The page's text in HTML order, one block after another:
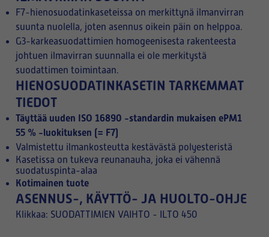
F7-hienosuodatinkaseteissa on merkittynä ilmanvirran
suunta nuolella, joten asennus oikein päin on helppoa.
G3-karkeasuodattimien homogeenisesta rakenteesta
johtuen ilmavirran suunnalla ei ole merkitystä
suodattimen toimintaan.
HIENOSUODATINKASETIN TARKEMMAT
TIEDOT
Täyttää uuden ISO 16890 -standardin mukaisen ePM1
55 % -luokituksen (= F7)
Valmistettu ilmankosteutta kestävästä polyesteristä
Kasetissa on tukeva reunanauha, joka ei vähennä
suodatuspinta-alaa
Kotimainen tuote
ASENNUS-, KÄYTTÖ- JA HUOLTO-OHJE
Klikkaa: SUODATTIMIEN VAIHTO - ILTO 450